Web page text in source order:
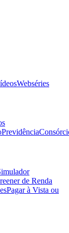
Webséries
Previdência
de Renda
Pagar à Vista ou